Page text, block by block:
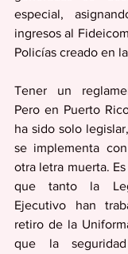
especial,
ingresos al
Policías creado en
Tener un
Pero en Puerto
ha sido solo
se implementa
otra letra muerta.
que tanto la
Ejecutivo han
retiro de la
que la